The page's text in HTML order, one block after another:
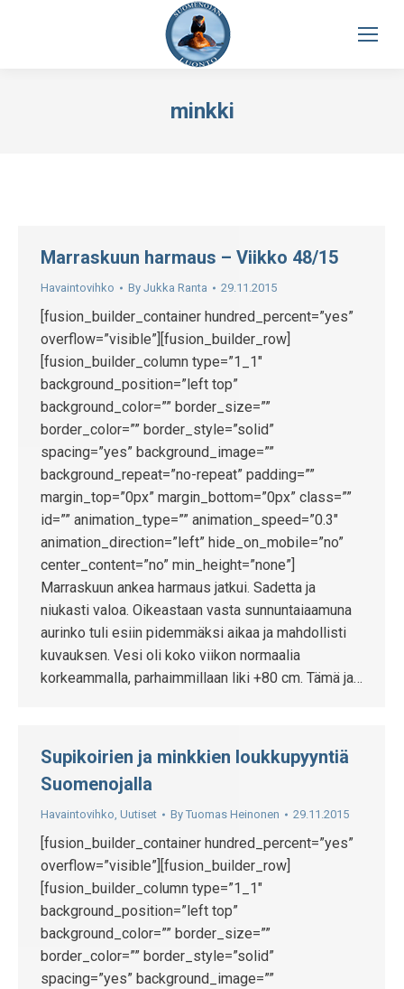
minkki
Marraskuun harmaus – Viikko 48/15
Havaintovihko By Jukka Ranta 29.11.2015
[fusion_builder_container hundred_percent=”yes”
overflow=”visible”][fusion_builder_row]
[fusion_builder_column type=”1_1″
background_position=”left top”
background_color=”” border_size=””
border_color=”” border_style=”solid”
spacing=”yes” background_image=””
background_repeat=”no-repeat” padding=””
margin_top=”0px” margin_bottom=”0px” class=””
id=”” animation_type=”” animation_speed=”0.3″
animation_direction=”left” hide_on_mobile=”no”
center_content=”no” min_height=”none”]
Marraskuun ankea harmaus jatkui. Sadetta ja
niukasti valoa. Oikeastaan vasta sunnuntaiaamuna
aurinko tuli esiin pidemmäksi aikaa ja mahdollisti
kuvauksen. Vesi oli koko viikon normaalia
korkeammalla, parhaimmillaan liki +80 cm. Tämä ja…
Supikoirien ja minkkien loukkupyyntiä
Suomenojalla
Havaintovihko, Uutiset By Tuomas Heinonen 29.11.2015
[fusion_builder_container hundred_percent=”yes”
overflow=”visible”][fusion_builder_row]
[fusion_builder_column type=”1_1″
background_position=”left top”
background_color=”” border_size=””
border_color=”” border_style=”solid”
spacing=”yes” background_image=””